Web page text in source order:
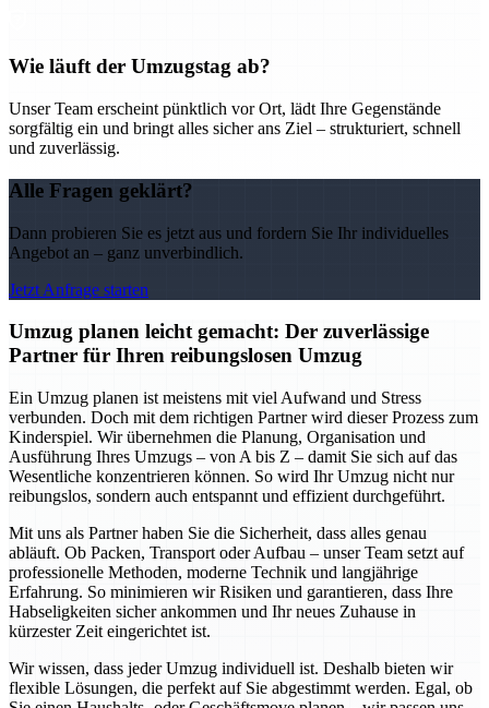
Wie läuft der Umzugstag ab?
Unser Team erscheint pünktlich vor Ort, lädt Ihre Gegenstände
sorgfältig ein und bringt alles sicher ans Ziel – strukturiert, schnell
und zuverlässig.
Alle Fragen geklärt?
Dann probieren Sie es jetzt aus und fordern Sie Ihr individuelles
Angebot an – ganz unverbindlich.
Jetzt Anfrage starten
Umzug planen leicht gemacht: Der zuverlässige
Partner für Ihren reibungslosen Umzug
Ein Umzug planen ist meistens mit viel Aufwand und Stress
verbunden. Doch mit dem richtigen Partner wird dieser Prozess zum
Kinderspiel. Wir übernehmen die Planung, Organisation und
Ausführung Ihres Umzugs – von A bis Z – damit Sie sich auf das
Wesentliche konzentrieren können. So wird Ihr Umzug nicht nur
reibungslos, sondern auch entspannt und effizient durchgeführt.
Mit uns als Partner haben Sie die Sicherheit, dass alles genau
abläuft. Ob Packen, Transport oder Aufbau – unser Team setzt auf
professionelle Methoden, moderne Technik und langjährige
Erfahrung. So minimieren wir Risiken und garantieren, dass Ihre
Habseligkeiten sicher ankommen und Ihr neues Zuhause in
kürzester Zeit eingerichtet ist.
Wir wissen, dass jeder Umzug individuell ist. Deshalb bieten wir
flexible Lösungen, die perfekt auf Sie abgestimmt werden. Egal, ob